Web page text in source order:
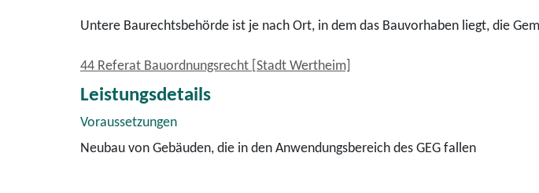
Untere Baurechtsbehörde ist je nach Ort, in dem das Bauvorhaben liegt, die
44 Referat Bauordnungsrecht [Stadt Wertheim]
Leistungsdetails
Voraussetzungen
Neubau von Gebäuden, die in den Anwendungsbereich des GEG fallen